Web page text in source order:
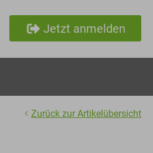
Jetzt anmelden
Zurück zur Artikelübersicht